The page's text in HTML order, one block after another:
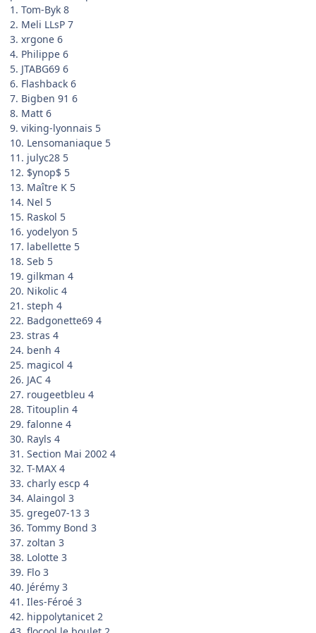
1. Tom-Byk 8
2. Meli LLsP 7
3. xrgone 6
4. Philippe 6
5. JTABG69 6
6. Flashback 6
7. Bigben 91 6
8. Matt 6
9. viking-lyonnais 5
10. Lensomaniaque 5
11. julyc28 5
12. $ynop$ 5
13. Maître K 5
14. Nel 5
15. Raskol 5
16. yodelyon 5
17. labellette 5
18. Seb 5
19. gilkman 4
20. Nikolic 4
21. steph 4
22. Badgonette69 4
23. stras 4
24. benh 4
25. magicol 4
26. JAC 4
27. rougeetbleu 4
28. Titouplin 4
29. falonne 4
30. Rayls 4
31. Section Mai 2002 4
32. T-MAX 4
33. charly escp 4
34. Alaingol 3
35. grege07-13 3
36. Tommy Bond 3
37. zoltan 3
38. Lolotte 3
39. Flo 3
40. Jérémy 3
41. Iles-Féroé 3
42. hippolytanicet 2